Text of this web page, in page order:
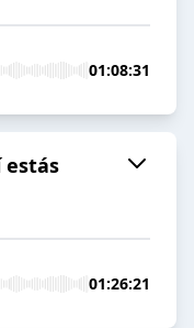
01:08:31
estás
01:26:21